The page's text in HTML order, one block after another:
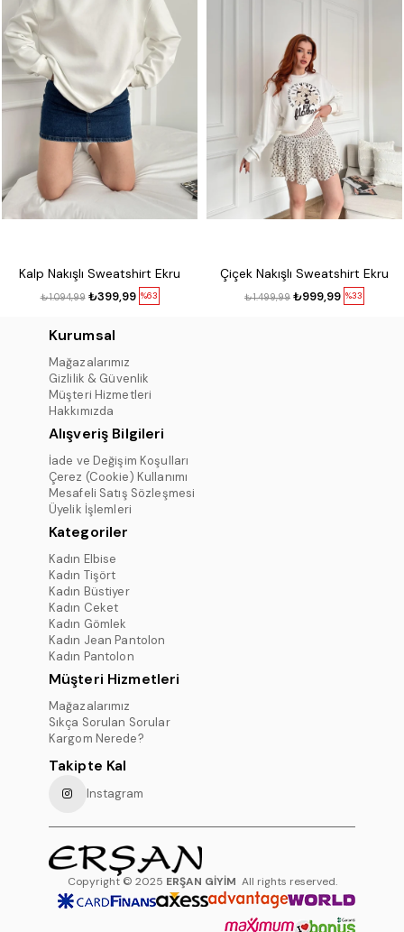
Kalp Nakışlı Sweatshirt Ekru
%63
₺399,99
₺1.094,99
Çiçek Nakışlı Sweatshirt Ekru
%33
₺999,99
₺1.499,99
Kurumsal
Mağazalarımız
Gizlilik & Güvenlik
Müşteri Hizmetleri
Hakkımızda
Alışveriş Bilgileri
İade ve Değişim Koşulları
Çerez (Cookie) Kullanımı
Mesafeli Satış Sözleşmesi
Üyelik İşlemleri
Kategoriler
Kadın Elbise
Kadın Tişört
Kadın Büstiyer
Kadın Ceket
Kadın Gömlek
Kadın Jean Pantolon
Kadın Pantolon
Müşteri Hizmetleri
Mağazalarımız
Sıkça Sorulan Sorular
Kargom Nerede?
Takipte Kal
Instagram
Copyright © 2025 ERŞAN GİYİM All rights reserved.